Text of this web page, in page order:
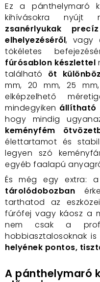
Ez a pánthelymaró
kihívásokra nyújt
zsanérlyukak
elhelyezéséről, vagy
tökéletes
fúrósablon készlettel
található öt
mm, 20 mm, 25
elképzelhető
mindegyiken állítható
hogy mindig
keményfém
élettartamot és
legyen szó
egyéb faalapú
És még egy extra:
tárolódobozban
tarthatod az
fúrófej vagy káosz a
nem csak a
hobbiasztalosoknak
helyének pontos,
A pánthelymaró